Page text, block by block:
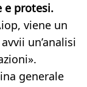
e protesi.
viene un
un’analisi
generale